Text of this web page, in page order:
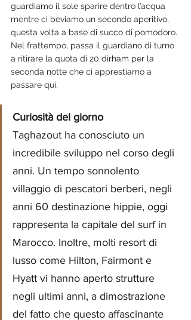
guardiamo il sole sparire dentro l’acqua
mentre ci beviamo un secondo aperitivo,
questa volta a base di succo di pomodoro.
Nel frattempo, passa il guardiano di turno
a ritirare la quota di 20 dirham per la
seconda notte che ci apprestiamo a
passare qui.
Curiosità del giorno
Taghazout ha conosciuto un
incredibile sviluppo nel corso degli
anni. Un tempo sonnolento
villaggio di pescatori berberi, negli
anni 60 destinazione hippie, oggi
rappresenta la capitale del surf in
Marocco. Inoltre, molti resort di
lusso come Hilton, Fairmont e
Hyatt vi hanno aperto strutture
negli ultimi anni, a dimostrazione
del fatto che questo affascinante